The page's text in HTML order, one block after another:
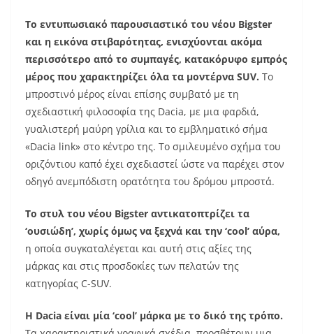
Το εντυπωσιακό παρουσιαστικό του νέου Bigster
και η εικόνα στιβαρότητας, ενισχύονται ακόμα
περισσότερο από το συμπαγές, κατακόρυφο εμπρός
μέρος που χαρακτηρίζει όλα τα μοντέρνα SUV. Το
μπροστινό μέρος είναι επίσης συμβατό με τη
σχεδιαστική φιλοσοφία της Dacia, με μια φαρδιά,
γυαλιστερή μαύρη γρίλια και το εμβληματικό σήμα
«Dacia link» στο κέντρο της. Το σμιλευμένο σχήμα του
οριζόντιου καπό έχει σχεδιαστεί ώστε να παρέχει στον
οδηγό ανεμπόδιστη ορατότητα του δρόμου μπροστά.
Το στυλ του νέου Bigster αντικατοπτρίζει τα
‘ουσιώδη’, χωρίς όμως να ξεχνά και την ‘cool’ αύρα,
η οποία συγκαταλέγεται και αυτή στις αξίες της
μάρκας και στις προσδοκίες των πελατών της
κατηγορίας C-SUV.
Η Dacia είναι μία ‘cool’ μάρκα με το δικό της τρόπο.